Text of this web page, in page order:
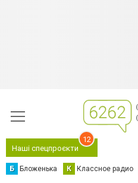
Наші спецпроєкти
12
Б Бложенька К Классное радио